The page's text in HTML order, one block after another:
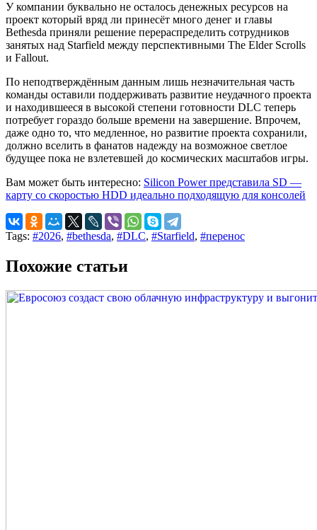
У компании буквально не осталось денежных ресурсов на
проект который вряд ли принесёт много денег и главы
Bethesda приняли решение перераспределить сотрудников
занятых над Starfield между перспективными The Elder Scrolls
и Fallout.
По неподтверждённым данным лишь незначительная часть
команды оставили поддерживать развитие неудачного проекта
и находившееся в высокой степени готовности DLC теперь
потребует гораздо больше времени на завершение. Впрочем,
даже одно то, что медленное, но развитие проекта сохранили,
должно вселить в фанатов надежду на возможное светлое
будущее пока не взлетевшей до космических масштабов игры.
Вам может быть интересно: Silicon Power представила SD —
карту со скоростью HDD идеально подходящую для консолей
Tags: #2026, #bethesda, #DLC, #Starfield, #перенос
Похожие статьи